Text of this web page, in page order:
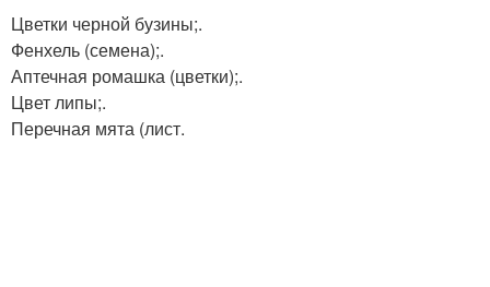
Цветки черной бузины;.
Фенхель (семена);.
Аптечная ромашка (цветки);.
Цвет липы;.
Перечная мята (лист.